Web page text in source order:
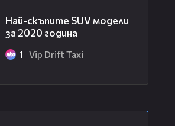
Най-скъпите SUV модели
за 2020 година
1 Vip Drift Taxi